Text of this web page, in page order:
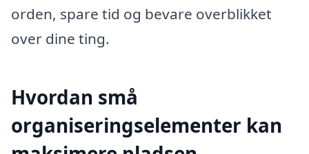
orden, spare tid og bevare overblikket
over dine ting.
Hvordan små
organiseringselementer kan